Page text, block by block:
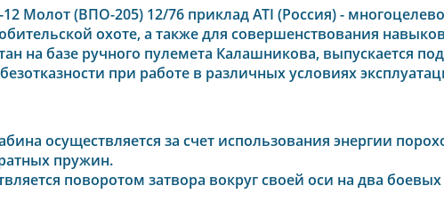
Молот (ВПО-205) 12/76 приклад ATI (Россия) -
охоте, а также для совершенствования
на базе ручного пулемета Калашникова, выпускается
при работе в различных условиях
осуществляется за счет использования энергии
пружин.
поворотом затвора вокруг своей оси на два